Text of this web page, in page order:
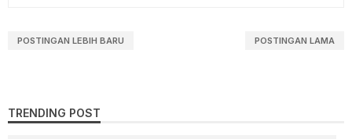
POSTINGAN LEBIH BARU POSTINGAN LAMA
TRENDING POST